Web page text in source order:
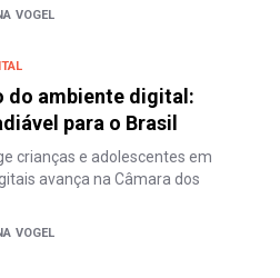
VOGEL
do ambiente digital:
para o Brasil
crianças e adolescentes em
avança na Câmara dos
VOGEL